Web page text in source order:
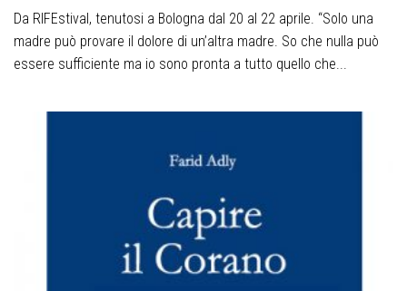
Da RIFEstival, tenutosi a Bologna dal 20 al 22 aprile. “Solo una
madre può provare il dolore di un’altra madre. So che nulla può
essere sufficiente ma io sono pronta a tutto quello che...